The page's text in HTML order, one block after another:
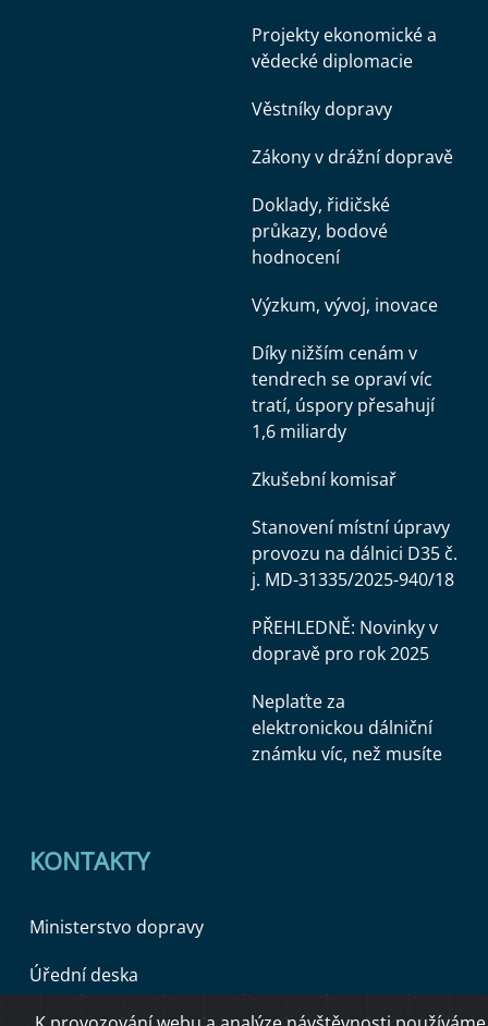
Projekty ekonomické a
vědecké diplomacie
Věstníky dopravy
Zákony v drážní dopravě
Doklady, řidičské
průkazy, bodové
hodnocení
Výzkum, vývoj, inovace
Díky nižším cenám v
tendrech se opraví víc
tratí, úspory přesahují
1,6 miliardy
Zkušební komisař
Stanovení místní úpravy
provozu na dálnici D35 č.
j. MD-31335/2025-940/18
PŘEHLEDNĚ: Novinky v
dopravě pro rok 2025
Neplaťte za
elektronickou dálniční
známku víc, než musíte
KONTAKTY
Ministerstvo dopravy
Úřední deska